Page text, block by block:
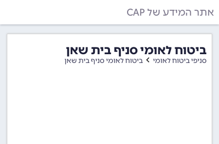
אתר המידע של CAP
ביטוח לאומי סניף בית שאן
סניפי ביטוח לאומי ביטוח לאומי סניף בית שאן